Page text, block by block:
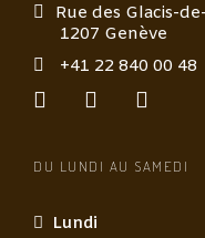
Rue des Glacis-
1207 Genève
+41 22 840 00 48
DU LUNDI AU SAMEDI
Lundi